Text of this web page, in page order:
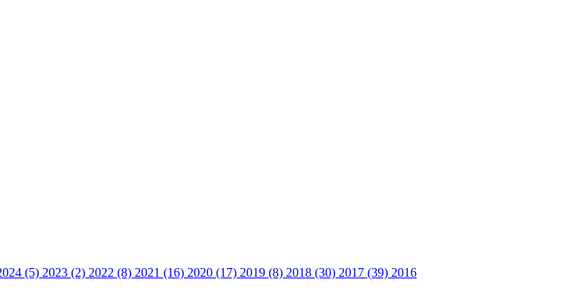
(5) 2023 (2) 2022 (8) 2021 (16) 2020 (17) 2019 (8) 2018 (30) 2017 (39) 2016